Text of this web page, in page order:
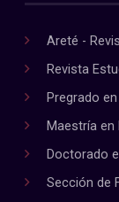
Areté -
Revista
Pregrado
Maestría
Doctorado
Sección de